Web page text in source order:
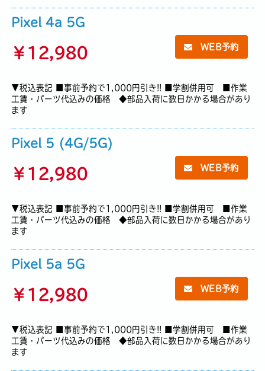
Pixel 4a 5G
￥ 12,980
▼税込表記 ■事前予約で1,000円引き!! ■学割併用可 ■作業
工賃・パーツ代込みの価格 ◆部品入荷に数日かかる場合があり
ます
WEB予約
Pixel 5 (4G/5G)
￥ 12,980
▼税込表記 ■事前予約で1,000円引き!! ■学割併用可 ■作業
工賃・パーツ代込みの価格 ◆部品入荷に数日かかる場合があり
ます
WEB予約
Pixel 5a 5G
￥ 12,980
▼税込表記 ■事前予約で1,000円引き!! ■学割併用可 ■作業
工賃・パーツ代込みの価格 ◆部品入荷に数日かかる場合があり
ます
WEB予約